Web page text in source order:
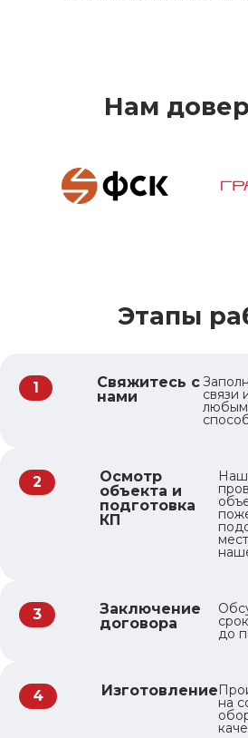
Нам
Этапы
1
Свяжитесь с
нами
связи
любым
2
Осмотр
объекта и
подготовка
КП
3
Заключение
договора
до
4 Изготовление
на